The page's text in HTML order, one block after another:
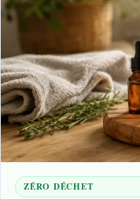
ZÉRO DÉCHET